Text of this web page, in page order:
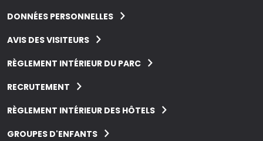
DONNÉES PERSONNELLES
AVIS DES VISITEURS
RÈGLEMENT INTÉRIEUR DU PARC
RECRUTEMENT
RÈGLEMENT INTÉRIEUR DES HÔTELS
GROUPES D'ENFANTS